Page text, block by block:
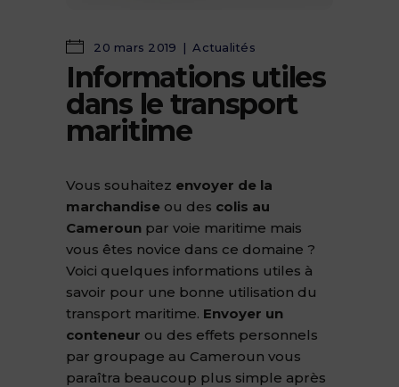
20 mars 2019 Actualités
Informations utiles
dans le transport
maritime
Vous souhaitez envoyer de la
marchandise ou des colis au
Cameroun par voie maritime mais
vous êtes novice dans ce domaine ?
Voici quelques informations utiles à
savoir pour une bonne utilisation du
transport maritime. Envoyer un
conteneur ou des effets personnels
par groupage au Cameroun vous
paraîtra beaucoup plus simple après